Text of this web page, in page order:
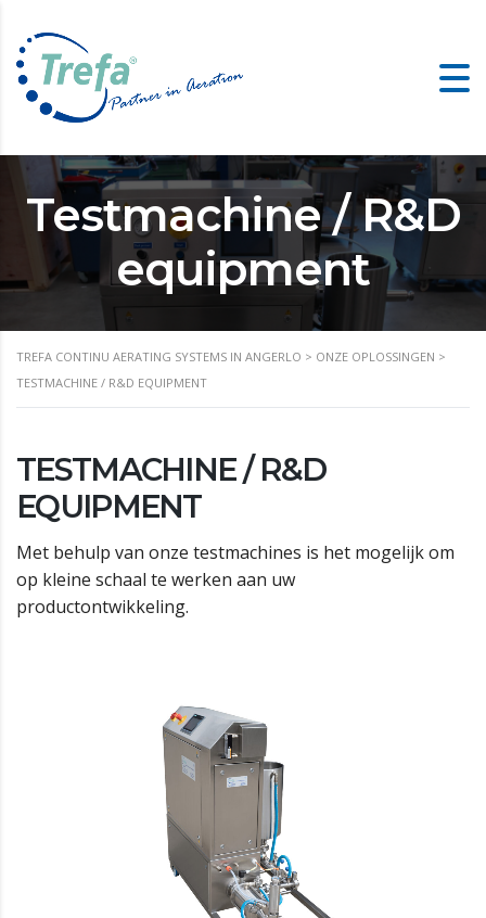
Testmachine / R&D
equipment
TREFA CONTINU AERATING SYSTEMS IN ANGERLO > ONZE OPLOSSINGEN >
TESTMACHINE / R&D EQUIPMENT
TESTMACHINE / R&D
EQUIPMENT
Met behulp van onze testmachines is het mogelijk om
op kleine schaal te werken aan uw
productontwikkeling.